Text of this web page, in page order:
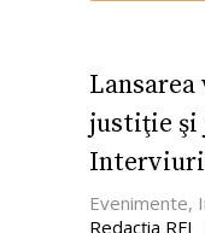
justiţie şi
Evenimente,
Redacţia RFJ